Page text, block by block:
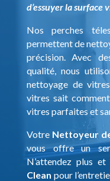
d’essuyer la
Nos perches
permettent de
précision. Avec
qualité, nous
nettoyage de
vitres sait
vitres parfaites et
Votre Nettoyeur
vous offre un
N’attendez plus
Clean pour